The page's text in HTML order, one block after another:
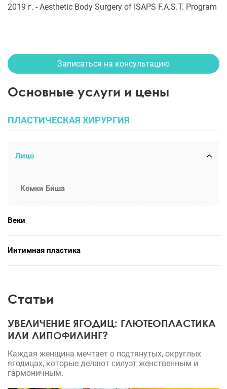
2019 г. - Aesthetic Body Surgery of ISAPS F.A.S.T. Program
Записаться на консультацию
Основные услуги и цены
ПЛАСТИЧЕСКАЯ ХИРУРГИЯ
Лицо
Комки Биша
Веки
Интимная пластика
Статьи
УВЕЛИЧЕНИЕ ЯГОДИЦ: ГЛЮТЕОПЛАСТИКА
ИЛИ ЛИПОФИЛИНГ?
Каждая женщина мечтает о подтянутых, округлых
ягодицах, которые делают силуэт женственным и
гармоничным.